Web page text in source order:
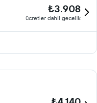
₺3.908
ücretler dahil gecelik